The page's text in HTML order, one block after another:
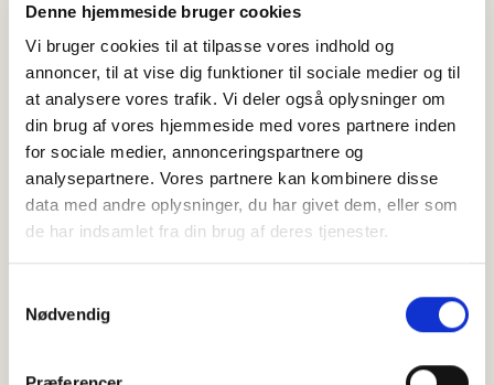
Denne hjemmeside bruger cookies
Vi bruger cookies til at tilpasse vores indhold og
annoncer, til at vise dig funktioner til sociale medier og til
at analysere vores trafik. Vi deler også oplysninger om
din brug af vores hjemmeside med vores partnere inden
for sociale medier, annonceringspartnere og
analysepartnere. Vores partnere kan kombinere disse
data med andre oplysninger, du har givet dem, eller som
de har indsamlet fra din brug af deres tjenester.
Nødvendig
Måske vil du også kunne lide: